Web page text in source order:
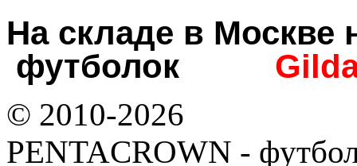
На складе в
футболок
© 2010-2026
PENTACROWN -